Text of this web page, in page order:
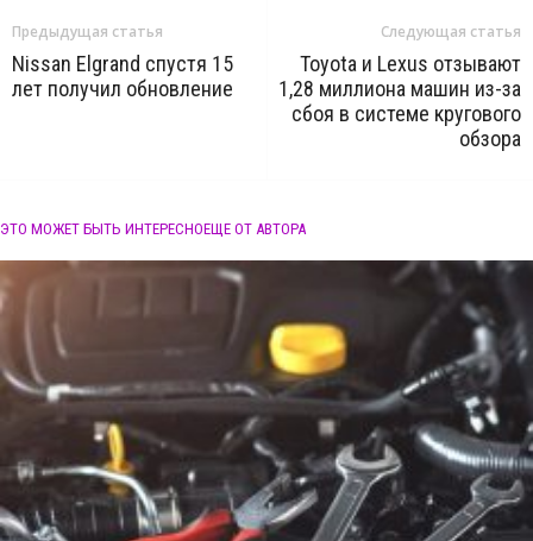
Предыдущая статья
Nissan Elgrand спустя 15
лет получил обновление
Следующая статья
Toyota и Lexus отзывают
1,28 миллиона машин из-за
сбоя в системе кругового
обзора
ЭТО МОЖЕТ БЫТЬ ИНТЕРЕСНОЕЩЕ ОТ АВТОРА